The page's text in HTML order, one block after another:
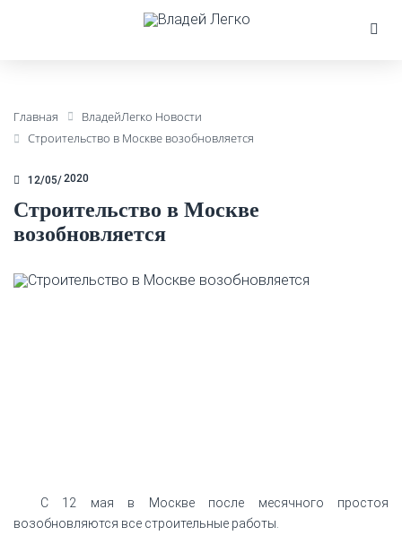
Главная
ВладейЛегко Новости
Строительство в Москве возобновляется
12/05 2020
Строительство в Москве
возобновляется
С 12 мая в Москве после месячного простоя
возобновляются все строительные работы.